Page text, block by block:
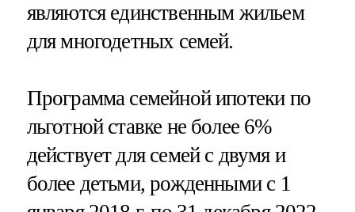
являются единственным жильем
для многодетных семей.
Программа семейной ипотеки по
льготной ставке не более 6%
действует для семей с двумя и
более детьми, рожденными с 1